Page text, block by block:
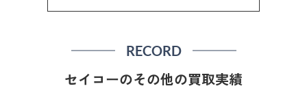
RECORD
セイコーのその他の買取実績